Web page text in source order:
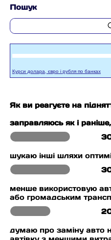
Пошук
Курси долара, євро і рубля по банках
Як ви реагуєте на
заправляюсь як і
шукаю інші шляхи
менше використовую
або громадським
думаю про заміну авто